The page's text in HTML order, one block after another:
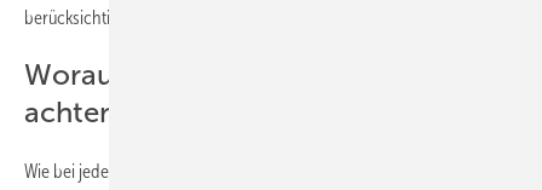
berücksichtigt werden.
Worauf ist bei der Planung zu
achten?
Wie bei jeder Heizungsanlage ist auch vor der Auswahl von Luft/Luft-